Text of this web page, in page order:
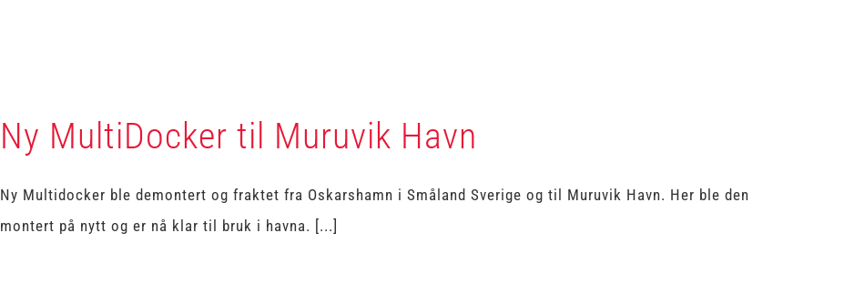
Ny MultiDocker til Muruvik Havn
Ny Multidocker ble demontert og fraktet fra Oskarshamn i Småland Sverige og til Muruvik Havn. Her ble den
montert på nytt og er nå klar til bruk i havna. [...]